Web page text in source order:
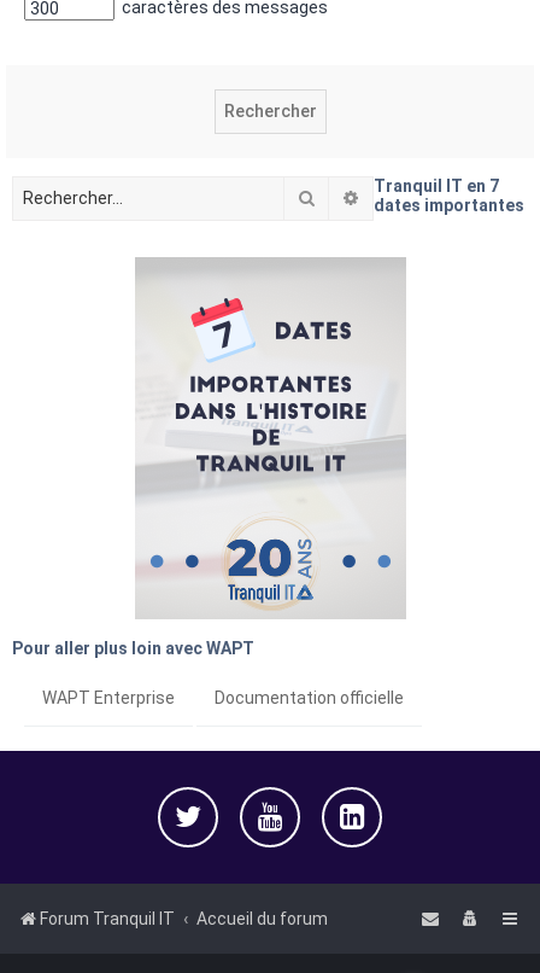
caractères des messages
RechercherRecherche avancée
Tranquil IT en 7
dates importantes
Pour aller plus loin avec WAPT
WAPT Enterprise Documentation officielle
Forum Tranquil IT Accueil du forum